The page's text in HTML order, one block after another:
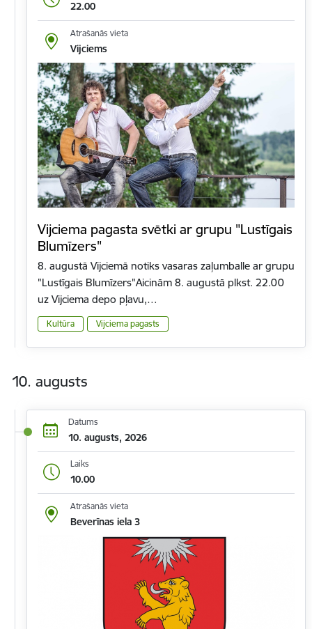
22.00
Atrašanās vieta
Vijciems
Vijciema pagasta svētki ar grupu "Lustīgais
Blumīzers"
8. augustā Vijciemā notiks vasaras zaļumballe ar grupu
"Lustīgais Blumīzers"Aicinām 8. augustā plkst. 22.00
uz Vijciema depo pļavu,…
Kultūra Vijciema pagasts
10. augusts
Datums
10. augusts, 2026
Laiks
10.00
Atrašanās vieta
Beverīnas iela 3